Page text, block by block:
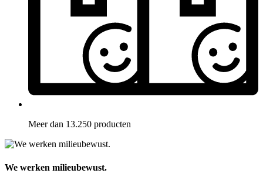
Meer dan 13.250 producten
We werken milieubewust.